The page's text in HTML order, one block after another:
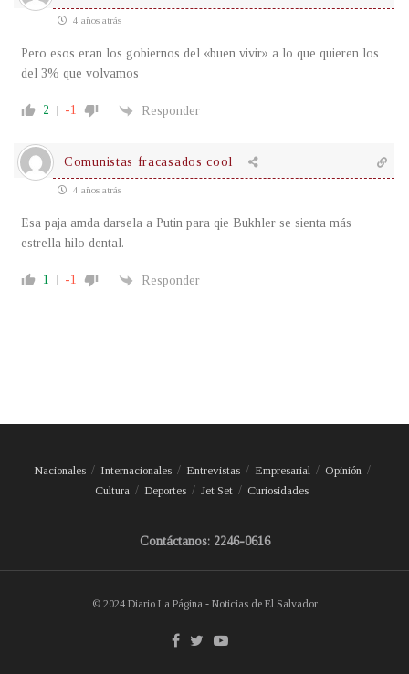
4 años atrás
Pero esos eran los gobiernos del «buen vivir» a lo que quieren los
del 3% que volvamos
2 -1 Responder
Comunistas fracasados cool
4 años atrás
Esa paja amda darsela a Putin para qie Bukhler se sienta más
estrella hilo dental.
1 -1 Responder
Nacionales Internacionales Entrevistas Empresarial
Opinión
Cultura
Deportes Jet Set Curiosidades
Contáctanos: 2246-0616
© 2024 Diario La Página - Noticias de El Salvador